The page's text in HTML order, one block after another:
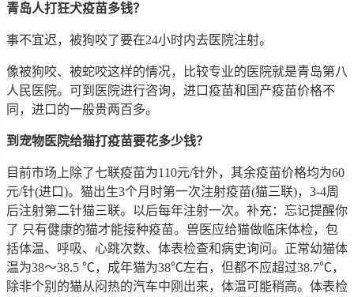
青岛人打狂犬疫苗多钱？
事不宜迟，被狗咬了要在24小时内去医院注射。
像被狗咬、被蛇咬这样的情况，比较专业的医院就是青岛第八
人民医院。可到医院进行咨询，进口疫苗和国产疫苗价格不
同，进口的一般贵两百多。
到宠物医院给猫打疫苗要花多少钱？
目前市场上除了七联疫苗为110元/针外，其余疫苗价格均为60
元/针(进口)。猫出生3个月时第一次注射疫苗(猫三联)，3-4周
后注射第二针猫三联。以后每年注射一次。补充：忘记提醒你
了 只有健康的猫才能接种疫苗。兽医应给猫做临床体检，包
括体温、呼吸、心跳次数、体表检查和病史询问。正常幼猫体
温为38～38.5 ℃，成年猫为38℃左右，但都不应超过38.7℃，
除非个别的猫从闷热的汽车中刚出来，体温可能稍高。体表检